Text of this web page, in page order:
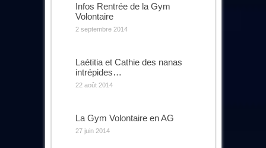
Infos Rentrée de la Gym
Volontaire
2 septembre 2014
Laétitia et Cathie des nanas
intrépides…
22 août 2014
La Gym Volontaire en AG
27 juin 2014